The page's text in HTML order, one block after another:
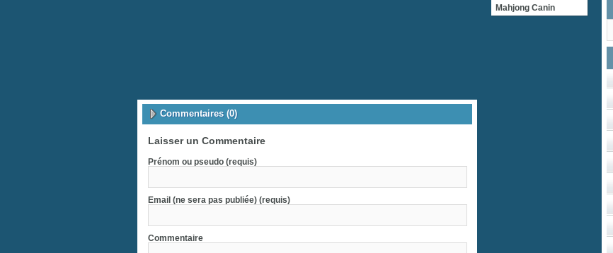
Commentaires (0)
Laisser un Commentaire
Prénom ou pseudo (requis)
Email (ne sera pas publiée) (requis)
Commentaire
Mahjong Canin